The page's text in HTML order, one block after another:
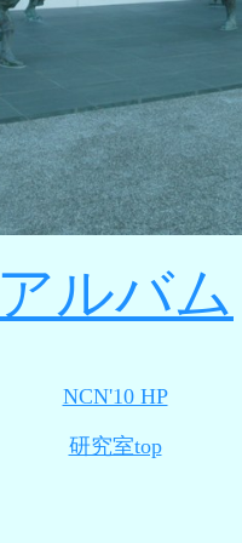
アルバム
NCN'10 HP
研究室top